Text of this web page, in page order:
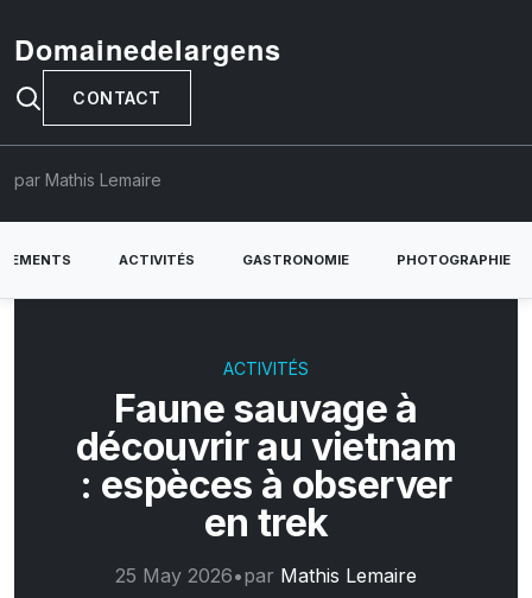
Domainedelargens
CONTACT
par Mathis Lemaire
ACTIVITÉS GASTRONOMIE PHOTOGRAPHIE
ACTIVITÉS
Faune sauvage à
découvrir au vietnam
: espèces à observer
en trek
25 May 2026•par Mathis Lemaire